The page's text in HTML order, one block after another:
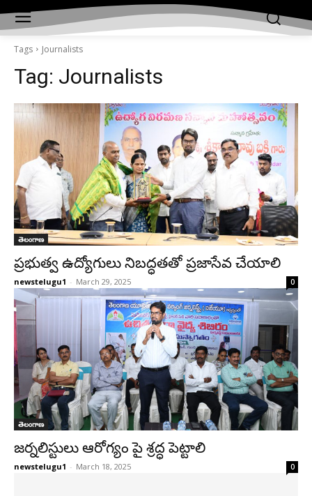
Tags Journalists
Tag: Journalists
తెలంగాణ
ప్రభుత్వ ఉద్యోగులు నిబద్ధతతో ప్రజాసేవ చేయాలి
newstelugu1 - March 29, 2025 0
తెలంగాణ
జర్నలిస్టులు ఆరోగ్యం పై శ్రద్ధ పెట్టాలి
newstelugu1 - March 18, 2025 0